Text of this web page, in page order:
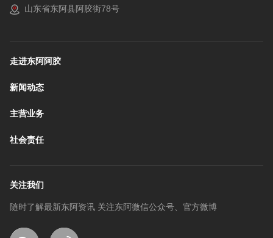
山东省东阿县阿胶街78号
走进东阿阿胶
新闻动态
主营业务
社会责任
关注我们
随时了解最新东阿资讯 关注东阿微信公众号、官方微博